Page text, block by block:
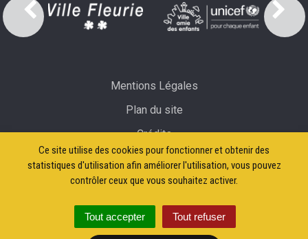
Ce site utilise des cookies pour fonctionner et obtenir des
statistiques d'utilisation afin améliorer l'utilisation, vous pouvez
contrôler ceux que vous souhaitez activer.
Tout accepter Tout refuser
Mentions Légales
Plan du site
Crédits
Accessibilité: partiellement conforme